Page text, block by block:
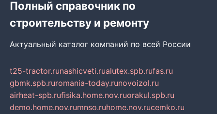
Полный справочник по
строительству и ремонту
Актуальный каталог компаний по всей России
t25-tractor.runashicveti.rualutex.spb.rufas.ru
gbmk.spb.ruromania-today.runovoizol.ru
airheat-spb.rufisika.home.nov.ruorakul.spb.ru
demo.home.nov.rumnso.ruhome.nov.rucemko.ru